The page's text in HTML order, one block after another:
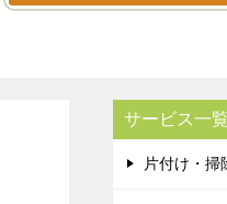
サービス一
片付け・掃